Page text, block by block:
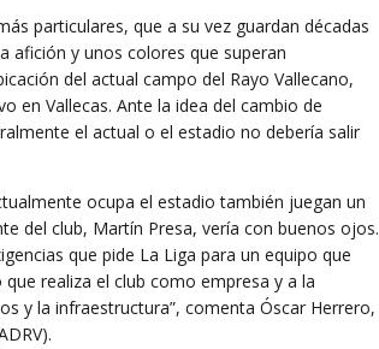
particulares, que a su vez guardan décadas
afición y unos colores que superan
del actual campo del Rayo Vallecano,
en Vallecas. Ante la idea del cambio de
el actual o el estadio no debería salir
ocupa el estadio también juegan un
del club, Martín Presa, vería con buenos ojos.
que pide La Liga para un equipo que
realiza el club como empresa y a la
y la infraestructura”, comenta Óscar Herrero,